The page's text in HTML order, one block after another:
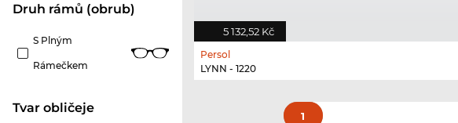
Druh rámů (obrub)
S Plným
Rámečkem
tvar obličeje
5 132,52 Kč
Persol
LYNN - 1220
1